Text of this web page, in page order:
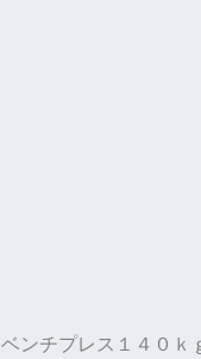
ベンチプレス１４０ｋ